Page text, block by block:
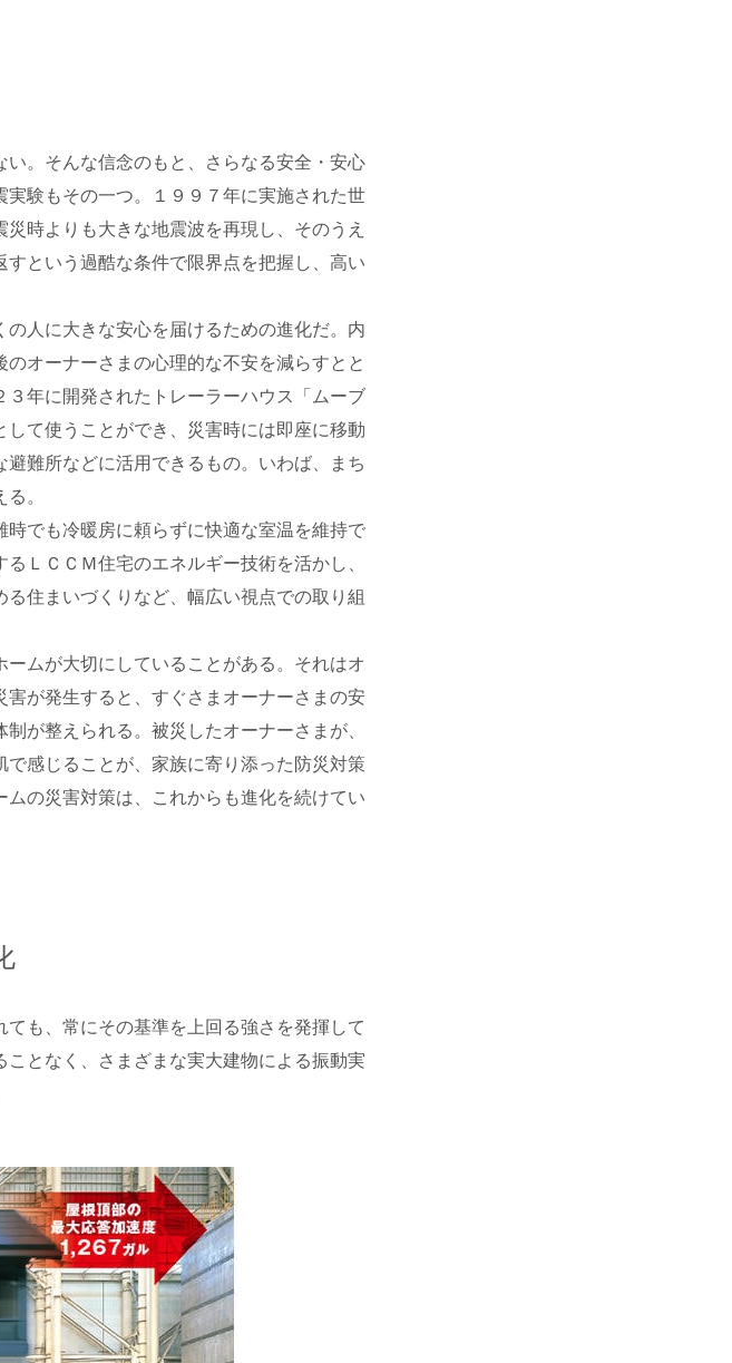
。そんな信念のもと、さらなる安全・安心
験もその一つ。１９９７年に実施された世
時よりも大きな地震波を再現し、そのうえ
という過酷な条件で限界点を把握し、高い
人に大きな安心を届けるための進化だ。内
オーナーさまの心理的な不安を減らすとと
年に開発されたトレーラーハウス「ムーブ
て使うことができ、災害時には即座に移動
難所などに活用できるもの。いわば、まち
。
でも冷暖房に頼らずに快適な室温を維持で
ＬＣＣＭ住宅のエネルギー技術を活かし、
る住まいづくりなど、幅広い視点での取り組
ムが大切にしていることがある。それはオ
が発生すると、すぐさまオーナーさまの安
が整えられる。被災したオーナーさまが、
感じることが、家族に寄り添った防災対策
の災害対策は、これからも進化を続けてい
も、常にその基準を上回る強さを発揮して
となく、さまざまな実大建物による振動実